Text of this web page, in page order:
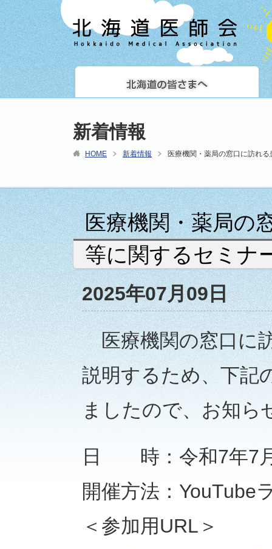
新着情報
HOME 新着情報 医療機関・薬局の窓口に訪れ
医療機関・薬局の
等に関するセミナ
2025年07月09日
医療機関の窓口に
説明するため、下記
ましたので、お知ら
日 時：令和7年7月
開催方法：YouTube
＜参加用URL＞